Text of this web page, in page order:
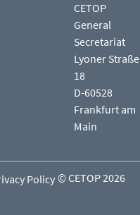
CETOP
General
Secretariat
Lyoner Straße
18
D-60528
Frankfurt am
Main
Policy© CETOP 2026